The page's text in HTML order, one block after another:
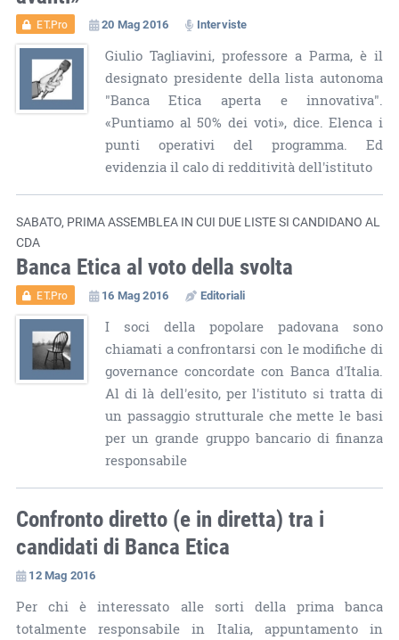
ET.Pro 20 Mag 2016 Interviste
Giulio Tagliavini, professore a Parma, è il
designato presidente della lista autonoma
"Banca Etica aperta e innovativa".
«Puntiamo al 50% dei voti», dice. Elenca i
punti operativi del programma. Ed
evidenzia il calo di redditività dell'istituto
SABATO, PRIMA ASSEMBLEA IN CUI DUE LISTE SI CANDIDANO AL
CDA
Banca Etica al voto della svolta
ET.Pro 16 Mag 2016 Editoriali
I soci della popolare padovana sono
chiamati a confrontarsi con le modifiche di
governance concordate con Banca d'Italia.
Al di là dell'esito, per l'istituto si tratta di
un passaggio strutturale che mette le basi
per un grande gruppo bancario di finanza
responsabile
Confronto diretto (e in diretta) tra i
candidati di Banca Etica
12 Mag 2016
Per chi è interessato alle sorti della prima banca
totalmente responsabile in Italia, appuntamento in